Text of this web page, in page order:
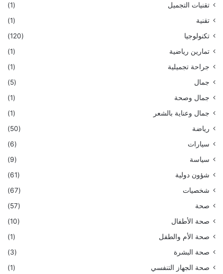
تقنيات التجميل
(1)
تقنية
(1)
تكنولوجيا
(120)
تمارين رياضية
(1)
جراحة تجميلية
(1)
جمال
(5)
جمال وصحة
(1)
جمال وعناية بالشعر
(1)
رياضة
(50)
سيارات
(6)
سياسة
(9)
شؤون دولية
(61)
شخصيات
(67)
صحة
(57)
صحة الأطفال
(10)
صحة الأم والطفل
(1)
صحة البشرة
(3)
صحة الجهاز التنفسي
(1)